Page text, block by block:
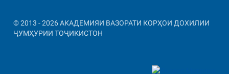
© 2013 - 2026 АКАДЕМИЯИ ВАЗОРАТИ КОРҲОИ ДОХИЛИИ
ҶУМҲУРИИ ТОҶИКИСТОН